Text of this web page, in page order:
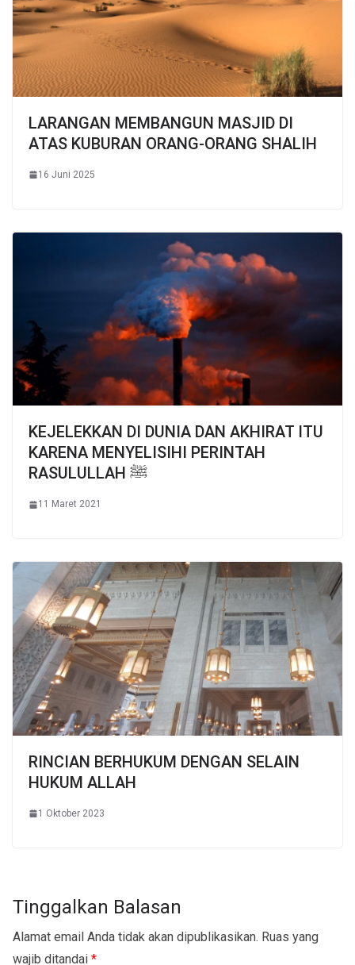
LARANGAN MEMBANGUN MASJID DI
ATAS KUBURAN ORANG-ORANG SHALIH
16 Juni 2025
KEJELEKKAN DI DUNIA DAN AKHIRAT ITU
KARENA MENYELISIHI PERINTAH
RASULULLAH ﷺ
11 Maret 2021
RINCIAN BERHUKUM DENGAN SELAIN
HUKUM ALLAH
1 Oktober 2023
Tinggalkan Balasan
Alamat email Anda tidak akan dipublikasikan. Ruas yang
wajib ditandai *